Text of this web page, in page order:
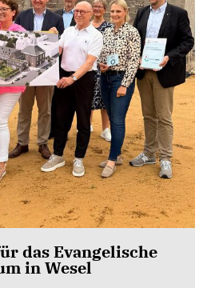
das Evangelische
in Wesel